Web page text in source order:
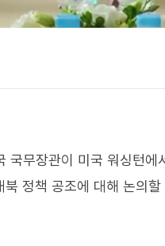
무장관이 미국 워싱턴에
정책 공조에 대해 논의할